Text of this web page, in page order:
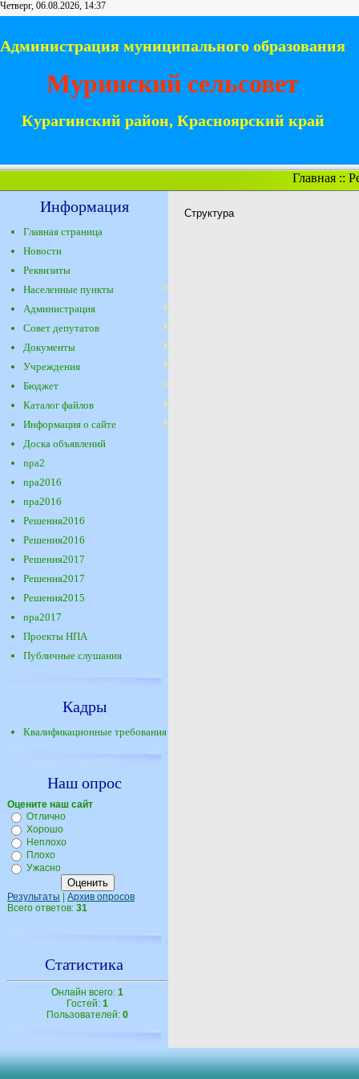
Четверг, 06.08.2026, 14:37
Администрация муниципального образования
Муринский сельсовет
Курагинский район, Красноярский край
Главная::
Информация
Главная страница
Новости
Реквизиты
Населенные пункты
Администрация
Совет депутатов
Документы
Учреждения
Бюджет
Каталог файлов
Информация о сайте
Доска объявлений
npa2
npa2016
npa2016
Решения2016
Решения2016
Решения2017
Решения2017
Решения2015
npa2017
Проекты НПА
Публичные слушания
Кадры
Квалификационные требования
Наш опрос
Оцените наш сайт
Отлично
Хорошо
Неплохо
Плохо
Ужасно
Результаты
Архив опросов
Всего ответов: 31
Статистика
Онлайн всего: 1
Гостей: 1
Пользователей: 0
Структура